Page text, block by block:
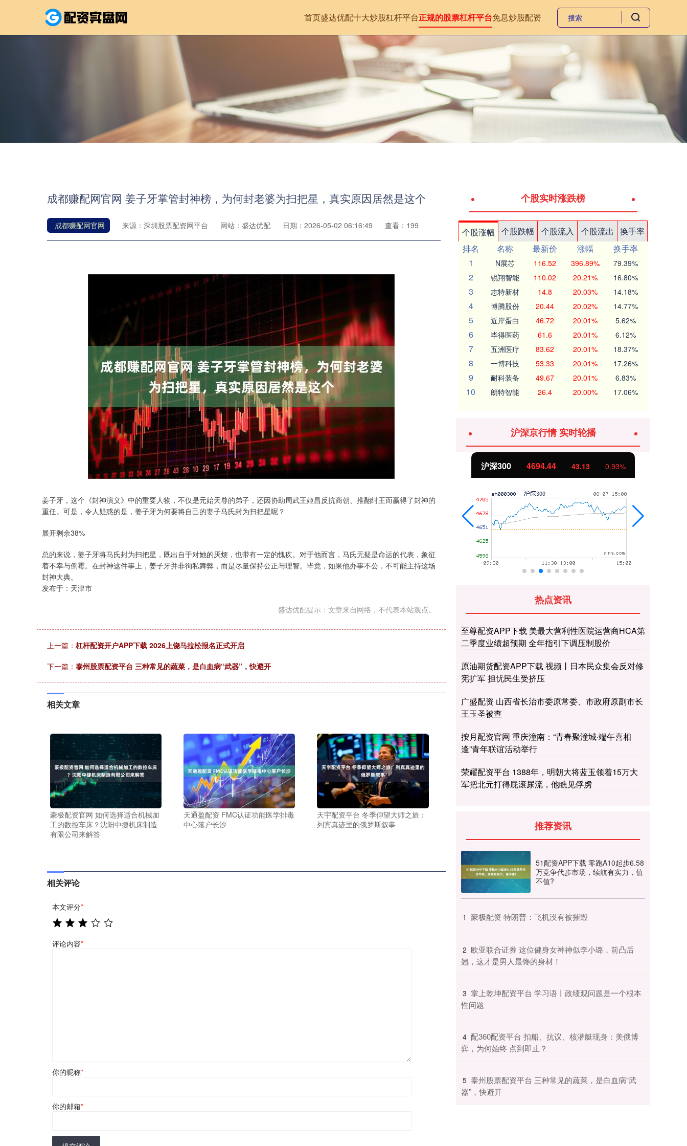
首页盛达优配十大炒股杠杆平台正规的股票杠杆平台免息炒股配资
成都赚配网官网 姜子牙掌管封神榜，为何封老婆为扫把星，真实原因居然是这个
成都赚配网官网 来源：深圳股票配资网平台 网站：盛达优配 日期：2026-05-02 06:16:49 查看：199
姜子牙，这个《封神演义》中的重要人物，不仅是元始天尊的弟子，还因协助周武王姬昌反抗商朝、推翻纣王而赢得了封神的
重任。可是，令人疑惑的是，姜子牙为何要将自己的妻子马氏封为扫把星呢？
展开剩余38%
总的来说，姜子牙将马氏封为扫把星，既出自于对她的厌烦，也带有一定的愧疚。对于他而言，马氏无疑是命运的代表，象征
着不幸与倒霉。在封神这件事上，姜子牙并非徇私舞弊，而是尽量保持公正与理智。毕竟，如果他办事不公，不可能主持这场
封神大典。
发布于：天津市
盛达优配提示：文章来自网络，不代表本站观点。
上一篇： 杠杆配资开户APP下载 2026上饶马拉松报名正式开启
下一篇： 泰州股票配资平台 三种常见的蔬菜，是白血病“武器”，快避开
相关文章
豪极配资官网 如何选择适合机械加
工的数控车床？沈阳中捷机床制造
有限公司来解答
天通盈配资 FMC认证功能医学排毒
中心落户长沙
天宇配资平台 冬季仰望大师之旅：
列宾真迹里的俄罗斯叙事
相关评论
本文评分*
评论内容*
你的昵称*
你的邮箱*
个股实时涨跌榜
个股涨幅 个股跌幅 个股流入 个股流出
换手率
排名
名称 最新价 涨幅
换手率
1
N展芯 116.52 396.89% 79.39%
2 锐翔智能 110.02 20.21% 16.80%
3 志特新材 14.8 20.03% 14.18%
4 博腾股份 20.44 20.02% 14.77%
5 近岸蛋白 46.72 20.01% 5.62%
6 毕得医药 61.6 20.01% 6.12%
7 五洲医疗 83.62 20.01% 18.37%
8 一博科技 53.33 20.01% 17.26%
9 耐科装备 49.67 20.01% 6.83%
10 朗特智能 26.4 20.00% 17.06%
沪深京行情 实时轮播
深证成指 14311.01 200.89 1.42% 沪深300 4694.44 北证50 1134.24 11.37 1.01%
热点资讯
至尊配资APP下载 美最大营利性医院运营商HCA第
二季度业绩超预期 全年指引下调压制股价
原油期货配资APP下载 视频丨日本民众集会反对修
宪扩军 担忧民生受挤压
广盛配资 山西省长治市委原常委、市政府原副市长
王玉圣被查
按月配资官网 重庆潼南：“青春聚潼城·端午喜相
逢”青年联谊活动举行
荣耀配资平台 1388年，明朝大将蓝玉领着15万大
军把北元打得屁滚尿流，他瞧见俘虏
推荐资讯
51配资APP下载 零跑A10起步6.58
万竞争代步市场，续航有实力，值
不值?
1 ​豪极配资 特朗普：飞机没有被摧毁
2 ​欧亚联合证券 这位健身女神神似李小璐，前凸后
翘，这才是男人最馋的身材！
3 ​掌上乾坤配资平台 学习语丨政绩观问题是一个根本
性问题
4 ​配360配资平台 扣船、抗议、核潜艇现身：美俄博
弈，为何始终 点到即止？
5 ​泰州股票配资平台 三种常见的蔬菜，是白血病“武
器”，快避开